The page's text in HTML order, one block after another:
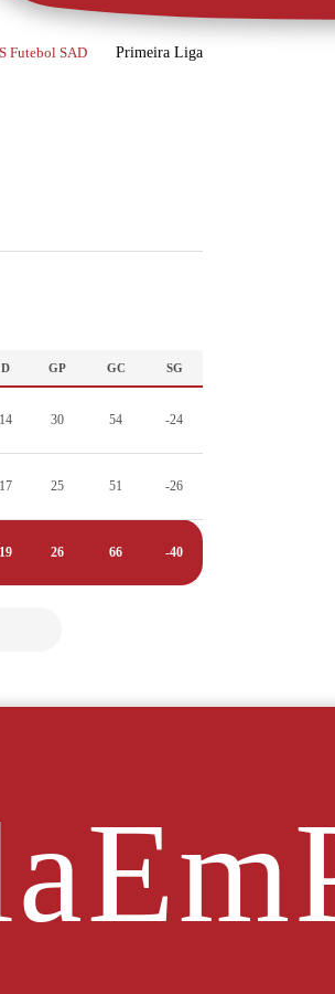
Futebol SAD Primeira Liga
D GP GC SG
14 30 54 -24
17 25 51 -26
19 26 66 -40